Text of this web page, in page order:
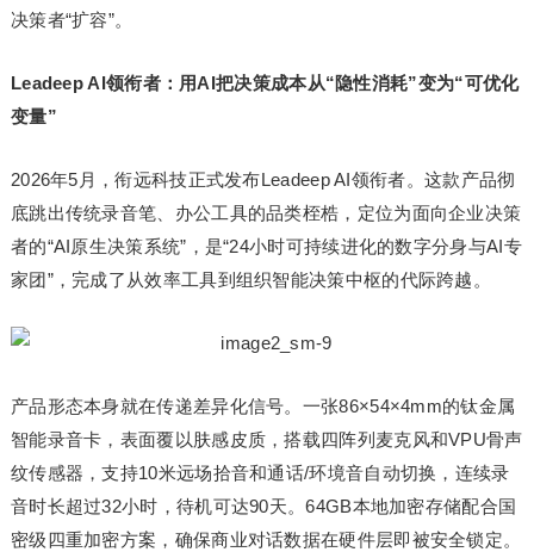
决策者“扩容”。
Leadeep AI领衔者：用AI把决策成本从“隐性消耗”变为“可优化
变量”
2026年5月，衔远科技正式发布Leadeep AI领衔者。这款产品彻
底跳出传统录音笔、办公工具的品类桎梏，定位为面向企业决策
者的“AI原生决策系统”，是“24小时可持续进化的数字分身与AI专
家团”，完成了从效率工具到组织智能决策中枢的代际跨越。
产品形态本身就在传递差异化信号。一张86×54×4mm的钛金属
智能录音卡，表面覆以肤感皮质，搭载四阵列麦克风和VPU骨声
纹传感器，支持10米远场拾音和通话/环境音自动切换，连续录
音时长超过32小时，待机可达90天。64GB本地加密存储配合国
密级四重加密方案，确保商业对话数据在硬件层即被安全锁定。